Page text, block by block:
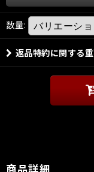
数量:
返品特約に関する
商品詳細